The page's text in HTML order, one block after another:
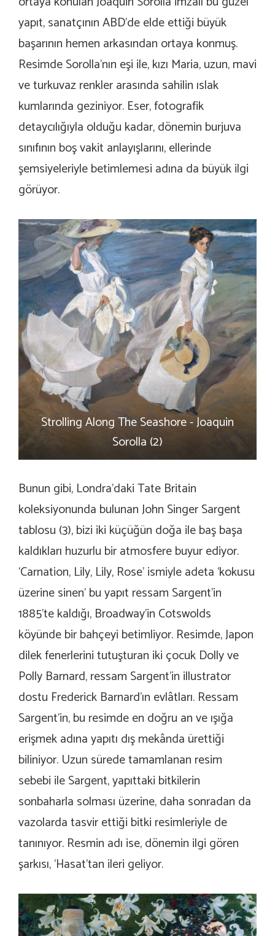
yapıt, sanatçının ABD’de elde ettiği büyük
başarının hemen arkasından ortaya konmuş.
Resimde Sorolla’nın eşi ile, kızı Maria, uzun, mavi
ve turkuvaz renkler arasında sahilin ıslak
kumlarında geziniyor. Eser, fotografik
detaycılığıyla olduğu kadar, dönemin burjuva
sınıfının boş vakit anlayışlarını, ellerinde
şemsiyeleriyle betimlemesi adına da büyük ilgi
görüyor.
Strolling Along The Seashore - Joaquin
Sorolla (2)
Bunun gibi, Londra’daki Tate Britain
koleksiyonunda bulunan John Singer Sargent
tablosu (3), bizi iki küçüğün doğa ile baş başa
kaldıkları huzurlu bir atmosfere buyur ediyor.
‘Carnation, Lily, Lily, Rose’ ismiyle adeta ‘kokusu
üzerine sinen’ bu yapıt ressam Sargent’in
1885’te kaldığı, Broadway’in Cotswolds
köyünde bir bahçeyi betimliyor. Resimde, Japon
dilek fenerlerini tutuşturan iki çocuk Dolly ve
Polly Barnard, ressam Sargent’in illustrator
dostu Frederick Barnard’ın evlâtları. Ressam
Sargent’in, bu resimde en doğru an ve ışığa
erişmek adına yapıtı dış mekânda ürettiği
biliniyor. Uzun sürede tamamlanan resim
sebebi ile Sargent, yapıttaki bitkilerin
sonbaharla solması üzerine, daha sonradan da
vazolarda tasvir ettiği bitki resimleriyle de
tanınıyor. Resmin adı ise, dönemin ilgi gören
şarkısı, ‘Hasat’tan ileri geliyor.